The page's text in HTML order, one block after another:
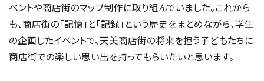
ベントや商店街のマップ制作に取り組んでいました。これから
も、商店街の「記憶」と「記録」という歴史をまとめながら、学生
の企画したイベントで、天美商店街の将来を担う子どもたちに
商店街での楽しい思い出を持ってもらいたいと思います。